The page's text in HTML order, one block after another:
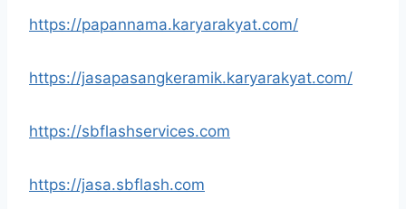
https://papannama.karyarakyat.com/
https://jasapasangkeramik.karyarakyat.com/
https://sbflashservices.com
https://jasa.sbflash.com